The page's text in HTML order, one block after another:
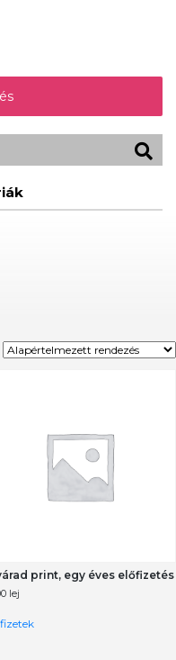
print, egy éves előfizetés
lej